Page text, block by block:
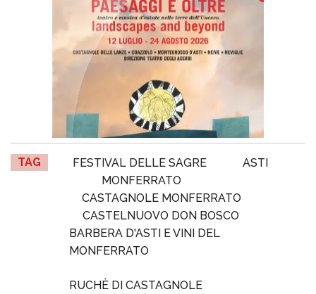
TAG FESTIVAL DELLE SAGRE
ASTI
MONFERRATO
CASTAGNOLE MONFERRATO
CASTELNUOVO DON BOSCO
BARBERA D'ASTI E VINI DEL
MONFERRATO
RUCHÈ DI CASTAGNOLE